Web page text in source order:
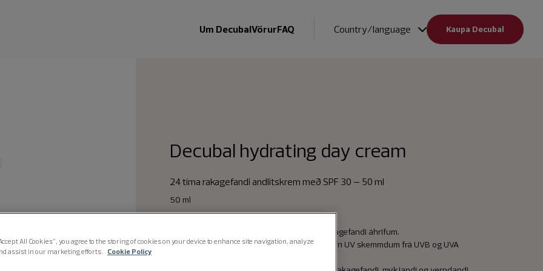
Um DecubalVörurFAQ Country/language Kaupa Decubal
Decubal hydrating day cream
24 tíma rakagefandi andlitskrem með SPF 30 – 50 ml
50 ml
Létt andlitskrem með SPF 30 og 24 tíma rakagefandi áhrifum.
Hröð rakagefandi áhrif og verndar húðina gefn UV skemmdum frá UVB og UVA
All Cookies”, you agree to the storing of cookies on your device to enhance site navigation, analyze
assist in our marketing efforts.
Cookie Policy